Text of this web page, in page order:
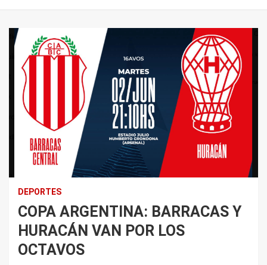
DEPORTES
COPA ARGENTINA: BARRACAS Y
HURACÁN VAN POR LOS
OCTAVOS